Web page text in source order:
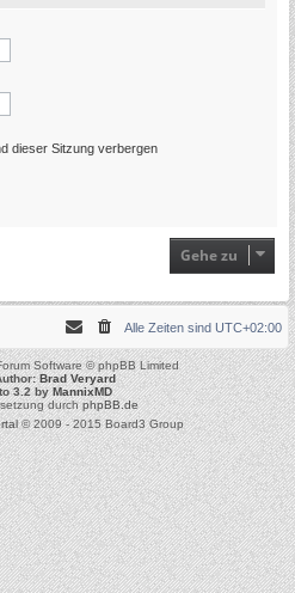
dieser Sitzung verbergen
Gehe zu
Alle Zeiten sind UTC+02:00
Software © phpBB Limited
Brad Veryard
3.2 byMannixMD
durchphpBB.de
© 2009 - 2015 Board3 Group